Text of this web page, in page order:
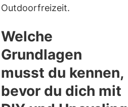
Outdoorfreizeit.
Welche
Grundlagen
musst du kennen,
bevor du dich mit